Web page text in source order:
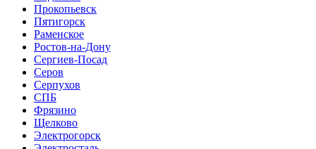
Прокопьевск
Пятигорск
Раменское
Ростов-на-Дону
Сергиев-Посад
Серов
Серпухов
СПБ
Фрязино
Щелково
Электрогорск